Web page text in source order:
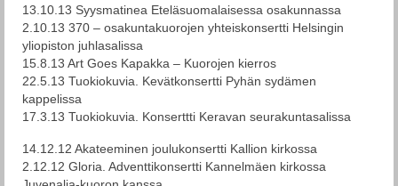
13.10.13 Syysmatinea Eteläsuomalaisessa osakunnassa
2.10.13 370 – osakuntakuorojen yhteiskonsertti Helsingin
yliopiston juhlasalissa
15.8.13 Art Goes Kapakka – Kuorojen kierros
22.5.13 Tuokiokuvia. Kevätkonsertti Pyhän sydämen
kappelissa
17.3.13 Tuokiokuvia. Konserttti Keravan seurakuntasalissa
14.12.12 Akateeminen joulukonsertti Kallion kirkossa
2.12.12 Gloria. Adventtikonsertti Kannelmäen kirkossa